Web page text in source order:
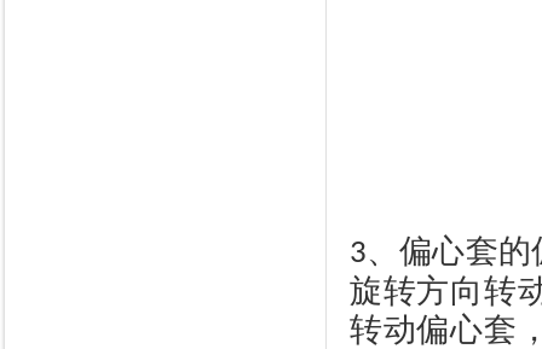
3、偏心套
旋转方向转
转动偏心套